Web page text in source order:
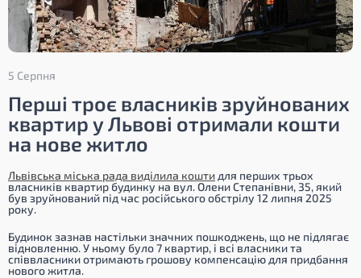
5 Серпня
Перші троє власників зруйнованих
квартир у Львові отримали кошти
на нове житло
Львівська міська рада виділила кошти для перших трьох
власників квартир будинку на вул. Олени Степанівни, 35, який
був зруйнований під час російського обстрілу 12 липня 2025
року.
Будинок зазнав настільки значних пошкоджень, що не підлягає
відновленню. У ньому було 7 квартир, і всі власники та
співвласники отримають грошову компенсацію для придбання
нового житла.